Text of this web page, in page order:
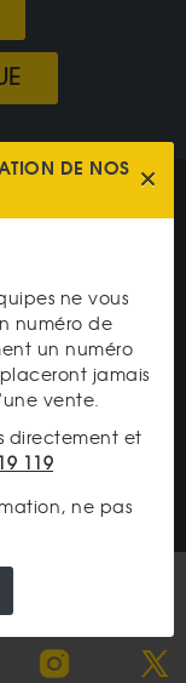
DE NOS
ne vous
numéro de
un numéro
jamais
vente.
directement et
119
ne pas